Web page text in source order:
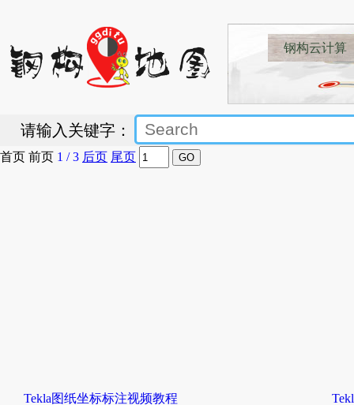
钢构云计算
请输入关键字：
Tekla图纸坐标标注视频教程
首页 前页 1 / 3 后页 尾页